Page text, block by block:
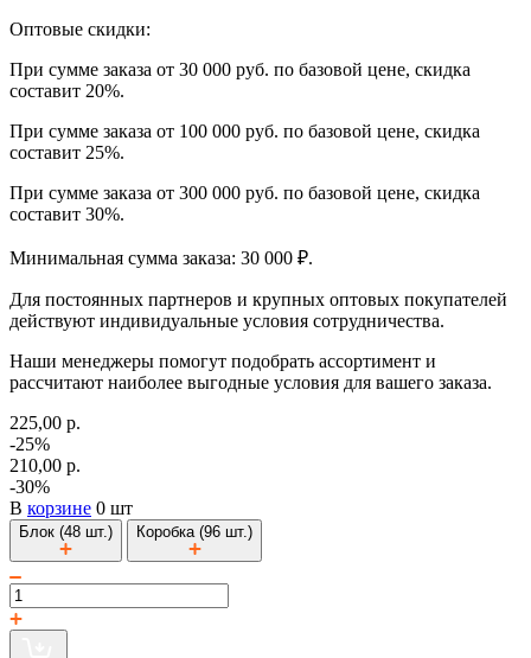
Оптовые скидки:
При сумме заказа от 30 000 руб. по базовой цене, скидка
составит 20%.
При сумме заказа от 100 000 руб. по базовой цене, скидка
составит 25%.
При сумме заказа от 300 000 руб. по базовой цене, скидка
составит 30%.
Минимальная сумма заказа: 30 000 ₽.
Для постоянных партнеров и крупных оптовых покупателей
действуют индивидуальные условия сотрудничества.
Наши менеджеры помогут подобрать ассортимент и
рассчитают наиболее выгодные условия для вашего заказа.
225,00 р.
-25%
210,00 р.
-30%
В корзине 0 шт
Блок (48 шт.) Коробка (96 шт.)